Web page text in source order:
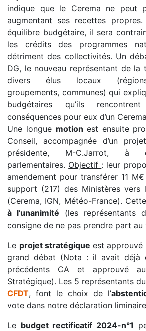
indique que le Cerema ne peut
augmentant ses recettes
équilibre budgétaire, il sera
les crédits des programmes
détriment des collectivités. Un
DG, le nouveau représentant de la
divers élus locaux
groupements, communes) qui
budgétaires qu’ils
conséquences pour eux d’un
Une longue motion est ensuite
Conseil, accompagnée d’un
présidente, M-C.Jarrot, à
parlementaires. Objectif : leur
amendement pour transférer 11
support (217) des Ministères vers
(Cerema, IGN, Météo-France).
à l’unanimité (les représentants
consigne de ne pas prendre part au
Le projet stratégique est approuvé
grand débat (Nota : il avait déjà
précédents CA et approuvé
Stratégique). Les 5 représentants
CFDT, font le choix de l’
vote dans notre déclaration
Le budget rectificatif 2024-n°1